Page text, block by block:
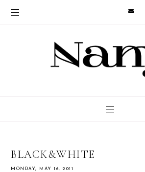
BLACK&WHITE
MONDAY, MAY 16, 2011